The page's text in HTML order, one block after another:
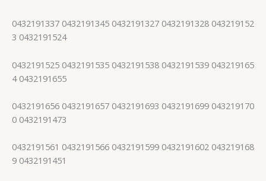
0432191337 0432191345 0432191327 0432191328 043219152
3 0432191524
0432191525 0432191535 0432191538 0432191539 043219165
4 0432191655
0432191656 0432191657 0432191693 0432191699 043219170
0 0432191473
0432191561 0432191566 0432191599 0432191602 043219168
9 0432191451